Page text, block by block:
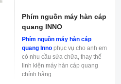
Phím nguồn máy hàn cáp
quang INNO
Phím nguồn máy hàn cáp
quang Inno phục vụ cho anh em
có nhu cầu sửa chữa, thay thế
linh kiện máy hàn cáp quang
chính hãng.